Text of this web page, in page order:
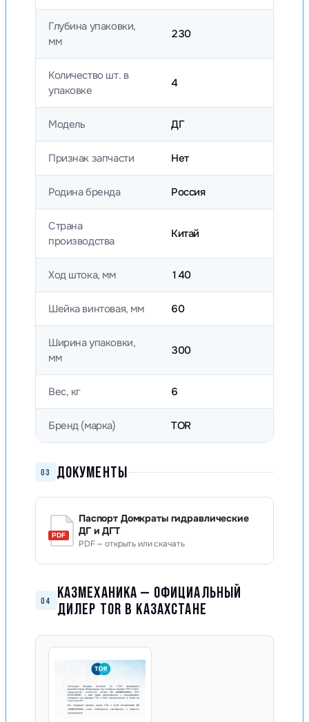
Глубина упаковки,
мм
230
Количество шт. в
упаковке
4
Модель ДГ
Признак запчасти Нет
Родина бренда Россия
Страна
производства
Китай
Ход штока, мм 140
Шейка винтовая, мм 60
Ширина упаковки,
мм
300
Вес, кг 6
Бренд (марка) TOR
03 ДОКУМЕНТЫ
Паспорт Домкраты гидравлические
ДГ и ДГТ
PDF — открыть или скачать
04
КАЗМЕХАНИКА — ОФИЦИАЛЬНЫЙ
ДИЛЕР TOR В КАЗАХСТАНЕ